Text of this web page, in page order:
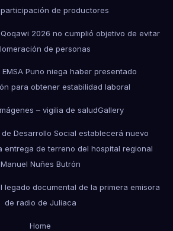
de productores
2026 no cumplió objetivo de evitar
de personas
Puno niega haber presentado
para obtener estabilidad laboral
– vigilia de saludGallery
Desarrollo Social establecerá nuevo
entrega de terreno del hospital regional
Manuel Nuñes Butrón
legado documental de la primera emisora
de radio de Juliaca
Home